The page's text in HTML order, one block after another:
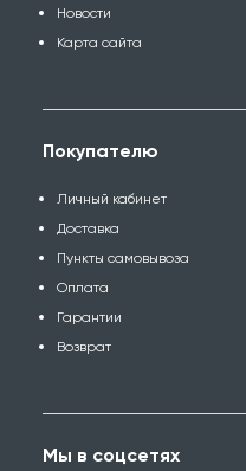
Новости
Карта сайта
Покупателю
Личный кабинет
Доставка
Пункты самовывоза
Оплата
Гарантии
Возврат
Мы в соцсетях